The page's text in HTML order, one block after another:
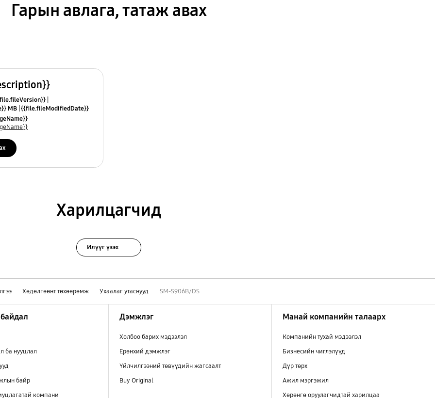
Гарын авлага, татаж авах
MB {{file.fileModifiedDate}}
Харилцагчид
Илүүг үзэх
Хөдөлгөөнт төхөөрөмж Ухаалаг утаснууд SM-S906B/DS
ба нууцлал
байр
компани
Дэмжлэг
Холбоо барих мэдээлэл
Ерөнхий дэмжлэг
Үйлчилгээний төвүүдийн жагсаалт
Buy Original
Манай компанийн талаарх
Компанийн тухай мэдээлэл
Бизнесийн чиглэлүүд
Дүр төрх
Ажил мэргэжил
Хөрөнгө оруулагчидтай харилцаа